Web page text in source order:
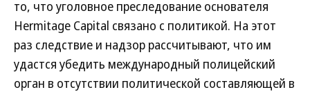
то, что уголовное преследование основателя
Hermitage Capital связано с политикой. На этот
раз следствие и надзор рассчитывают, что им
удастся убедить международный полицейский
орган в отсутствии политической составляющей в